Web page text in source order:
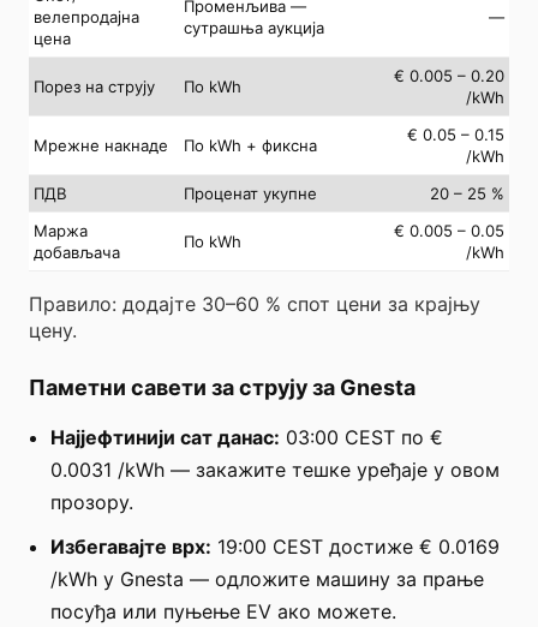
велепродајна
цена
Променљива —
сутрашња аукција
—
Порез на струју По kWh
€ 0.005 – 0.20
/kWh
Мрежне накнаде По kWh + фиксна
€ 0.05 – 0.15
/kWh
ПДВ
Проценат укупне
20 – 25 %
Маржа
добављача
По kWh
€ 0.005 – 0.05
/kWh
Правило: додајте 30–60 % спот цени за крајњу
цену.
Паметни савети за струју за Gnesta
Најјефтинији сат данас: 03:00 CEST по €
0.0031 /kWh — закажите тешке уређаје у овом
прозору.
Избегавајте врх: 19:00 CEST достиже € 0.0169
/kWh у Gnesta — одложите машину за прање
посуђа или пуњење EV ако можете.